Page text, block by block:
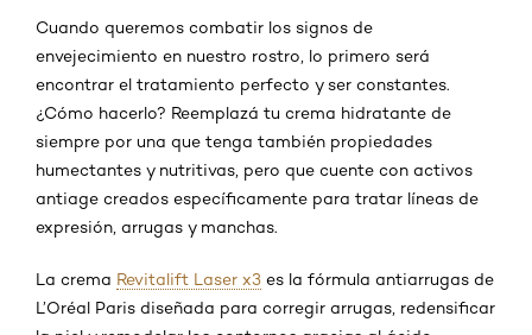
Cuando queremos combatir los signos de
envejecimiento en nuestro rostro, lo primero será
encontrar el tratamiento perfecto y ser constantes.
¿Cómo hacerlo? Reemplazá tu crema hidratante de
siempre por una que tenga también propiedades
humectantes y nutritivas, pero que cuente con activos
antiage creados específicamente para tratar líneas de
expresión, arrugas y manchas.
La crema Revitalift Laser x3 es la fórmula antiarrugas de
L’Oréal Paris diseñada para corregir arrugas, redensificar